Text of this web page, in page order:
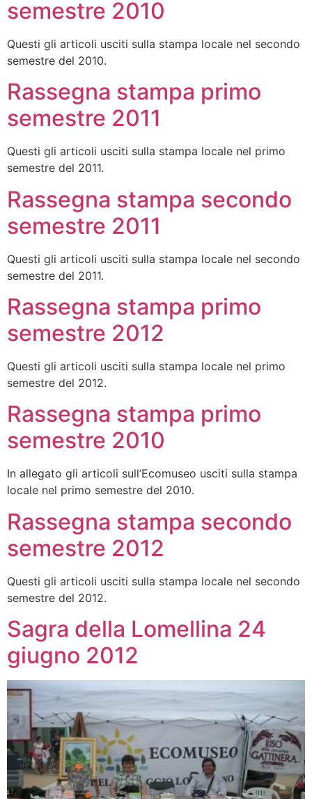
semestre 2010
Questi gli articoli usciti sulla stampa locale nel secondo
semestre del 2010.
Rassegna stampa primo
semestre 2011
Questi gli articoli usciti sulla stampa locale nel primo
semestre del 2011.
Rassegna stampa secondo
semestre 2011
Questi gli articoli usciti sulla stampa locale nel secondo
semestre del 2011.
Rassegna stampa primo
semestre 2012
Questi gli articoli usciti sulla stampa locale nel primo
semestre del 2012.
Rassegna stampa primo
semestre 2010
In allegato gli articoli sull’Ecomuseo usciti sulla stampa
locale nel primo semestre del 2010.
Rassegna stampa secondo
semestre 2012
Questi gli articoli usciti sulla stampa locale nel secondo
semestre del 2012.
Sagra della Lomellina 24
giugno 2012